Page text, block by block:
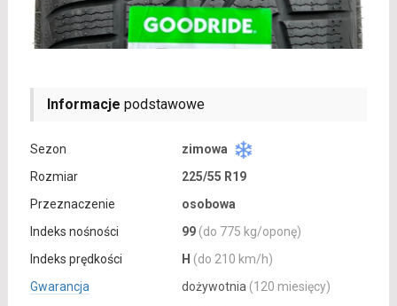
Informacje podstawowe
Sezon
zimowa
Rozmiar
225/55 R19
Przeznaczenie
osobowa
Indeks nośności
99 (do 775 kg/oponę)
Indeks prędkości
H (do 210 km/h)
Gwarancja
dożywotnia (120 miesięcy)